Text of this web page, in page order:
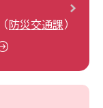
防災交通課